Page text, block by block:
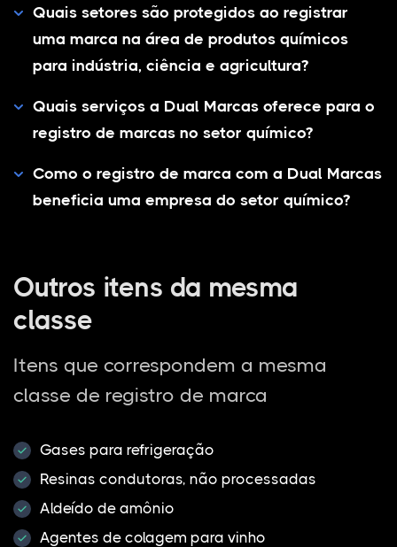
Quais setores são protegidos ao registrar
uma marca na área de produtos químicos
para indústria, ciência e agricultura?
Quais serviços a Dual Marcas oferece para o
registro de marcas no setor químico?
Como o registro de marca com a Dual Marcas
beneficia uma empresa do setor químico?
Outros itens da mesma
classe
Itens que correspondem a mesma
classe de registro de marca
Gases para refrigeração
Resinas condutoras, não processadas
Aldeído de amônio
Agentes de colagem para vinho